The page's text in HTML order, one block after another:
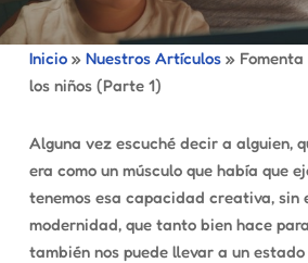
Inicio» Nuestros Artículos»
los niños (Parte 1)
Alguna vez escuché decir a alguien,
era como un músculo que había que
tenemos esa capacidad creativa, sin
modernidad, que tanto bien hace
también nos puede llevar a un